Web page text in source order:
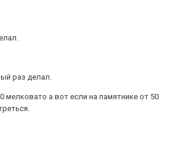
раз делал.
мелковато а вот если на памятнике от 50